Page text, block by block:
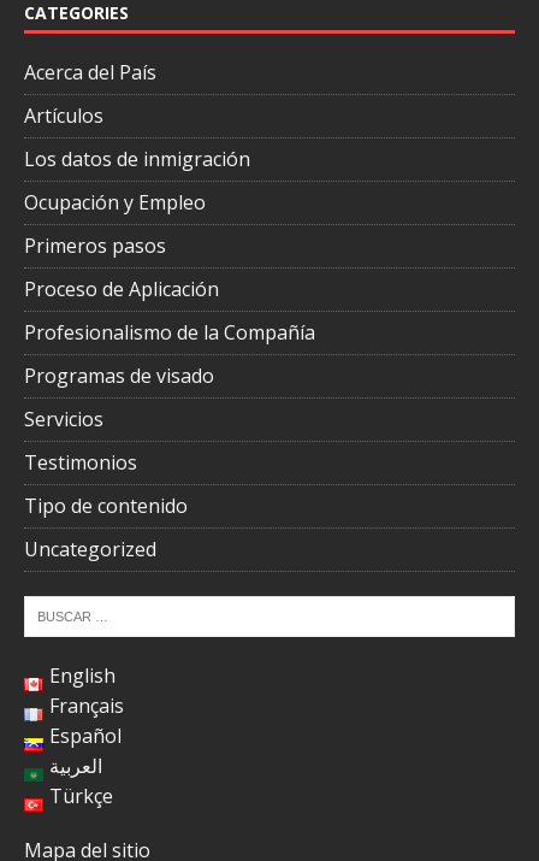
CATEGORIES
Acerca del País
Artículos
Los datos de inmigración
Ocupación y Empleo
Primeros pasos
Proceso de Aplicación
Profesionalismo de la Compañía
Programas de visado
Servicios
Testimonios
Tipo de contenido
Uncategorized
English
Français
Español
العربية
Türkçe
Mapa del sitio